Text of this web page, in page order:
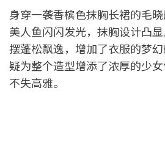
身穿一袭香槟色抹胸长裙的毛
美人鱼闪闪发光，抹胸设计凸
摆蓬松飘逸，增加了衣服的梦
疑为整个造型增添了浓厚的少
不失高雅。